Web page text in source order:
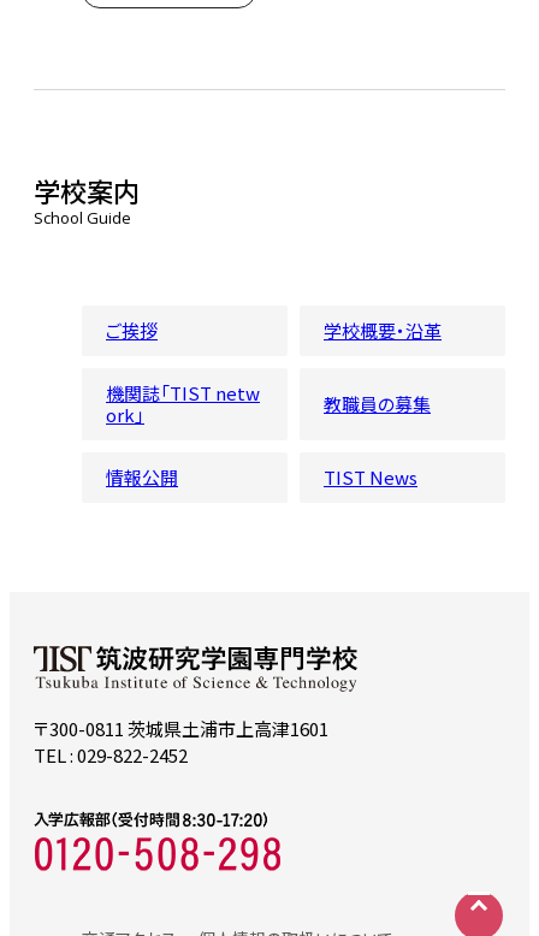
学校案内
School Guide
ご挨拶 学校概要・沿革
機関誌「TIST netw
ork」
教職員の募集
情報公開 TIST News
〒300-0811 茨城県土浦市上高津1601
TEL : 029-822-2452